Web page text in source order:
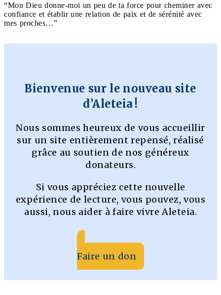
“Mon Dieu donne-moi un peu de ta force pour cheminer avec
confiance et établir une relation de paix et de sérénité avec
mes proches…”
Bienvenue sur le nouveau site
d’Aleteia !
Nous sommes heureux de vous accueillir
sur un site entièrement repensé, réalisé
grâce au soutien de nos généreux
donateurs.
Si vous appréciez cette nouvelle
expérience de lecture, vous pouvez, vous
aussi, nous aider à faire vivre Aleteia.
Faire un don